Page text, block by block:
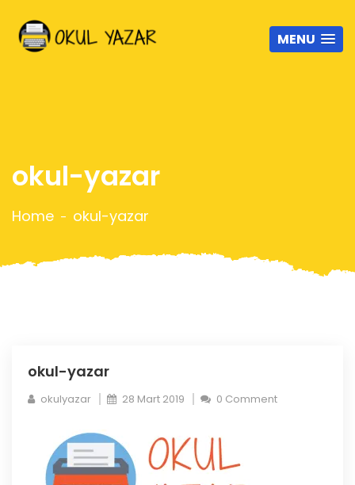
MENU
okul-yazar
Home okul-yazar
okul-yazar
okulyazar 28 Mart 2019 0 Comment